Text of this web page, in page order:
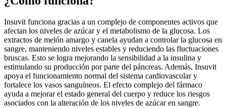
Insuvit funciona gracias a un complejo de componentes activos que
afectan los niveles de azúcar y el metabolismo de la glucosa. Los
extractos de melón amargo y canela ayudan a controlar la glucosa en
sangre, manteniendo niveles estables y reduciendo las fluctuaciones
bruscas. Esto se logra mejorando la sensibilidad a la insulina y
estimulando su producción por parte del páncreas. Además, Insuvit
apoya el funcionamiento normal del sistema cardiovascular y
fortalece los vasos sanguíneos. El efecto complejo del fármaco
ayuda a mejorar el estado general del cuerpo y reduce los riesgos
asociados con la alteración de los niveles de azúcar en sangre.